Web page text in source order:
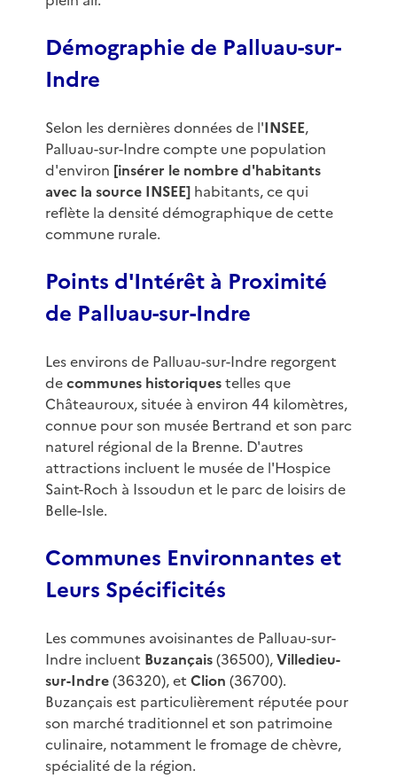
Démographie de Palluau-sur-
Indre
Selon les dernières données de l'INSEE,
Palluau-sur-Indre compte une population
d'environ [insérer le nombre d'habitants
avec la source INSEE]habitants, ce qui
reflète la densité démographique de cette
commune rurale.
Points d'Intérêt à Proximité
de Palluau-sur-Indre
Les environs de Palluau-sur-Indre regorgent
decommunes historiquestelles que
Châteauroux, située à environ 44 kilomètres,
connue pour son musée Bertrand et son parc
naturel régional de la Brenne. D'autres
attractions incluent le musée de l'Hospice
Saint-Roch à Issoudun et le parc de loisirs de
Belle-Isle.
Communes Environnantes et
Leurs Spécificités
Les communes avoisinantes de Palluau-sur-
Indre incluent Buzançais(36500),Villedieu-
sur-Indre(36320), et Clion (36700).
Buzançais est particulièrement réputée pour
son marché traditionnel et son patrimoine
culinaire, notamment le fromage de chèvre,
spécialité de la région.